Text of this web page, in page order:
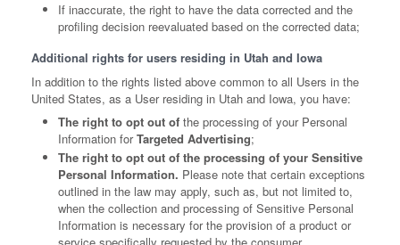
If inaccurate, the right to have the data corrected and the
profiling decision reevaluated based on the corrected data;
Additional rights for users residing in Utah and Iowa
In addition to the rights listed above common to all Users in the
United States, as a User residing in Utah and Iowa, you have:
The right to opt out of the processing of your Personal
Information forTargeted Advertising;
The right to opt out of the processing of your Sensitive
Personal Information. Please note that certain exceptions
outlined in the law may apply, such as, but not limited to,
when the collection and processing of Sensitive Personal
Information is necessary for the provision of a product or